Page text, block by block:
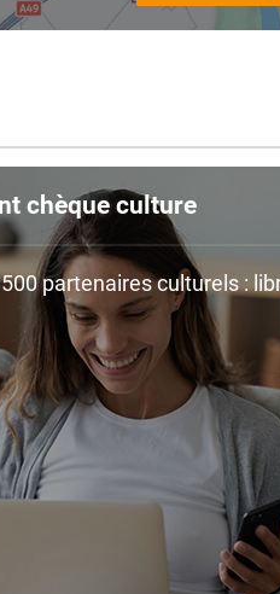
chèque culture
partenaires culturels :